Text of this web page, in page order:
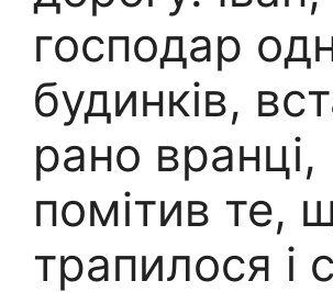
господар
будинків,
рано вранці,
помітив те,
трапилося і